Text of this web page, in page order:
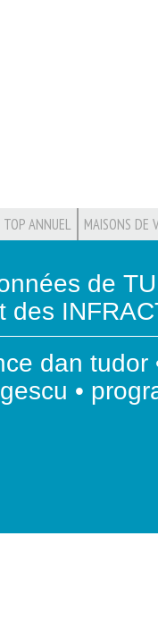
TOP ANNUEL MAISONS DE
de
des
dan tudor
•